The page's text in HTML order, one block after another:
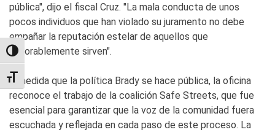
TOGGLE HIGH CONTRAST
TOGGLE FONT SIZE
pública", dijo el fiscal Cruz. "La mala conducta de unos
pocos individuos que han violado su juramento no debe
empañar la reputación estelar de aquellos que
honorablemente sirven".
A medida que la política Brady se hace pública, la oficina
reconoce el trabajo de la coalición Safe Streets, que fue
esencial para garantizar que la voz de la comunidad fuera
escuchada y reflejada en cada paso de este proceso. La